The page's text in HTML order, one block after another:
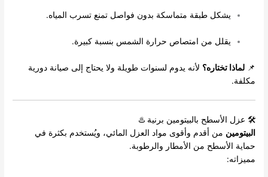
يشكل طبقة متماسكة بدون فواصل تمنع تسرب المياه.
يقلل من امتصاص حرارة الشمس بنسبة كبيرة.
📌لماذا تختاره؟ لأنه يدوم لسنوات طويلة ولا يحتاج إلى صيانة دورية
مكلفة.
🛠️ عزل الأسطح بالبيتومين برنية ♨️
البيتومين من أقدم وأقوى مواد العزل المائي، ويُستخدم بكثرة في
حماية الأسطح من الأمطار والرطوبة.
مميزاته: